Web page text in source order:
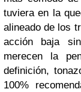
tuviera en la
alineado de los
acción baja
merecen la
definición,
100%